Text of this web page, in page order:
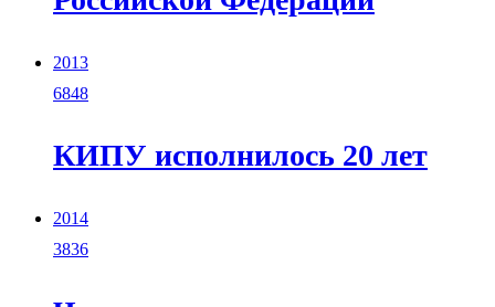
2013
6848
КИПУ исполнилось 20 лет
2014
3836